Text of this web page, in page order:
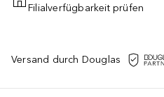
IN DEN
Filialverfügbarkeit prüfen
Versand durch Douglas